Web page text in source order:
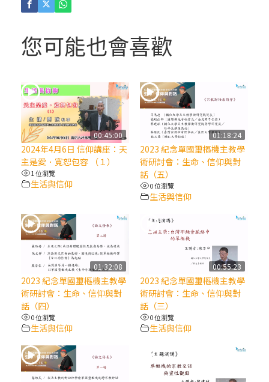
人相遇
(2)黃敏正主教帶你做「四旬期避靜」—【逾
越的智慧】：七項齋戒的意義與益處
【信仰之旅】第九集：「如果你的痛苦比快
樂多」—歐義明神父 / 應芝莉老師
越的智慧】：聖方濟的靈修，「不占為己
有」
【信仰之旅】第八集：「耶穌為什麼降生到
人世」—高樂祈修女
2025/10/10【萬物讚頌頌歌 – 太陽與生態音
樂會】紀念聖方濟與已逝教宗方濟各（中）
2025/10/10【萬物讚頌頌歌 – 太陽與生態音
樂會】紀念聖方濟與已逝教宗方濟各（下）
您可能也會喜歡
00:45:00
2024年4月6日 信仰講座：天
主是愛．寬恕包容 （１）
1 位瀏覽
生活與信仰
01:18:24
2023 紀念單國璽樞機主教學
術研討會：生命、信仰與對
話（五）
0 位瀏覽
生活與信仰
01:32:08
2023 紀念單國璽樞機主教學
術研討會：生命、信仰與對
話（四）
0 位瀏覽
生活與信仰
00:55:23
2023 紀念單國璽樞機主教學
術研討會：生命、信仰與對
話（三）
0 位瀏覽
生活與信仰